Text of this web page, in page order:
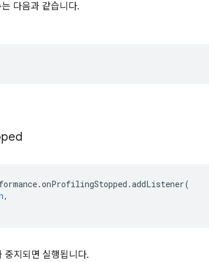
다음과 같습니다.
.onProfilingStopped .addListener(
,
중지되면 실행됩니다.